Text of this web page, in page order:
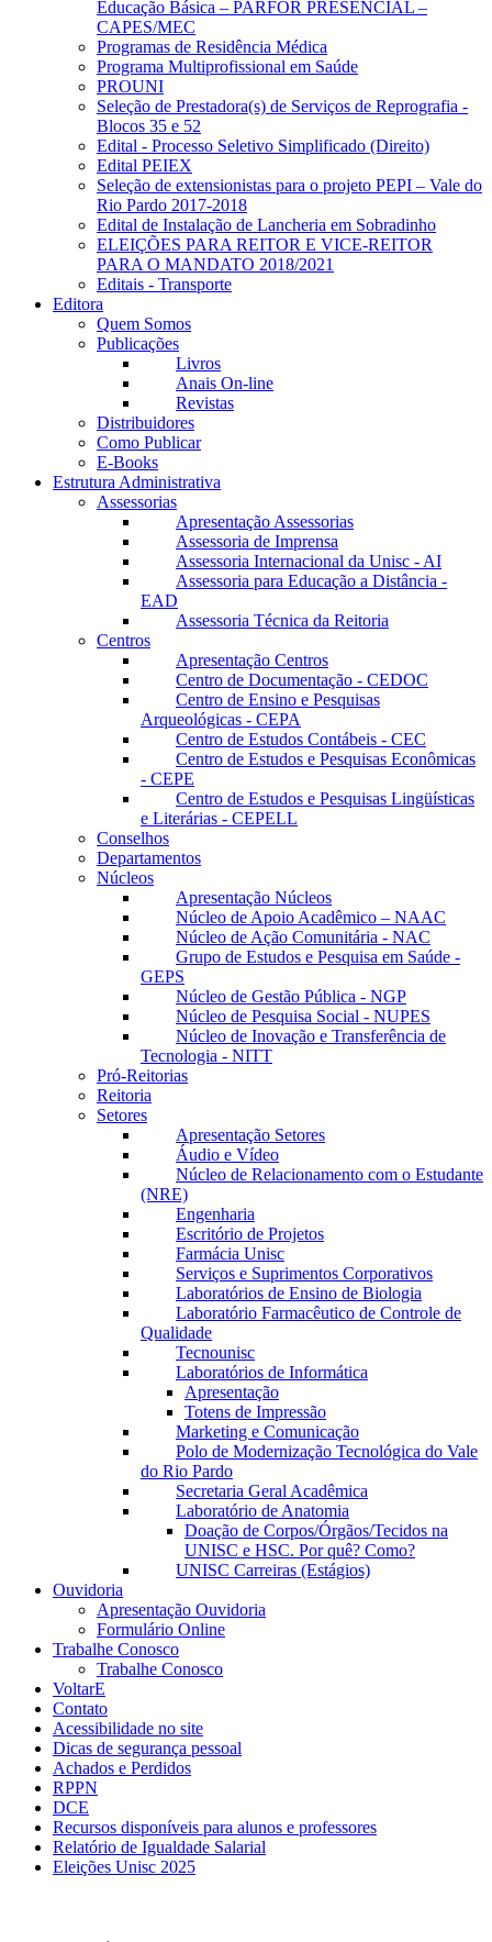
Educação Básica – PARFOR PRESENCIAL –
CAPES/MEC
Programas de Residência Médica
Programa Multiprofissional em Saúde
PROUNI
Seleção de Prestadora(s) de Serviços de Reprografia -
Blocos 35 e 52
Edital - Processo Seletivo Simplificado (Direito)
Edital PEIEX
Seleção de extensionistas para o projeto PEPI – Vale do
Rio Pardo 2017-2018
Edital de Instalação de Lancheria em Sobradinho
ELEIÇÕES PARA REITOR E VICE-REITOR
PARA O MANDATO 2018/2021
Editais - Transporte
Editora
Quem Somos
Publicações
Livros
Anais On-line
Revistas
Distribuidores
Como Publicar
E-Books
Estrutura Administrativa
Assessorias
Apresentação Assessorias
Assessoria de Imprensa
Assessoria Internacional da Unisc - AI
Assessoria para Educação a Distância -
EAD
Assessoria Técnica da Reitoria
Centros
Apresentação Centros
Centro de Documentação - CEDOC
Centro de Ensino e Pesquisas
Arqueológicas - CEPA
Centro de Estudos Contábeis - CEC
Centro de Estudos e Pesquisas Econômicas
- CEPE
Centro de Estudos e Pesquisas Lingüísticas
e Literárias - CEPELL
Conselhos
Departamentos
Núcleos
Apresentação Núcleos
Núcleo de Apoio Acadêmico – NAAC
Núcleo de Ação Comunitária - NAC
Grupo de Estudos e Pesquisa em Saúde -
GEPS
Núcleo de Gestão Pública - NGP
Núcleo de Pesquisa Social - NUPES
Núcleo de Inovação e Transferência de
Tecnologia - NITT
Pró-Reitorias
Reitoria
Setores
Apresentação Setores
Áudio e Vídeo
Núcleo de Relacionamento com o Estudante
(NRE)
Engenharia
Escritório de Projetos
Farmácia Unisc
Serviços e Suprimentos Corporativos
Laboratórios de Ensino de Biologia
Laboratório Farmacêutico de Controle de
Qualidade
Tecnounisc
Laboratórios de Informática
Apresentação
Totens de Impressão
Marketing e Comunicação
Polo de Modernização Tecnológica do Vale
do Rio Pardo
Secretaria Geral Acadêmica
Laboratório de Anatomia
Doação de Corpos/Órgãos/Tecidos na
UNISC e HSC. Por quê? Como?
UNISC Carreiras (Estágios)
Ouvidoria
Apresentação Ouvidoria
Formulário Online
Trabalhe Conosco
Trabalhe Conosco
VoltarE
Contato
Acessibilidade no site
Dicas de segurança pessoal
Achados e Perdidos
RPPN
DCE
Recursos disponíveis para alunos e professores
Relatório de Igualdade Salarial
Eleições Unisc 2025